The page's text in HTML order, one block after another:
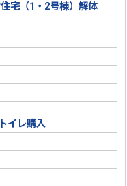
宅（1・2号棟）解体
イレ購入